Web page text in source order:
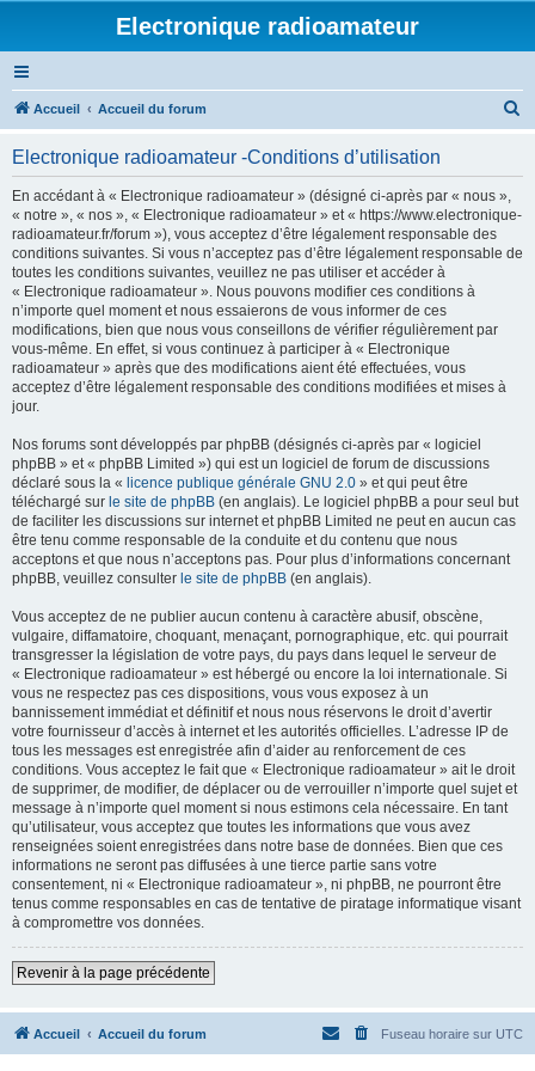
Electronique radioamateur
Accueil Accueil du forum
Electronique radioamateur -Conditions d’utilisation
En accédant à « Electronique radioamateur » (désigné ci-après par « nous »,
« notre », « nos », « Electronique radioamateur » et « https://www.electronique-
radioamateur.fr/forum »), vous acceptez d’être légalement responsable des
conditions suivantes. Si vous n’acceptez pas d’être légalement responsable de
toutes les conditions suivantes, veuillez ne pas utiliser et accéder à
« Electronique radioamateur ». Nous pouvons modifier ces conditions à
n’importe quel moment et nous essaierons de vous informer de ces
modifications, bien que nous vous conseillons de vérifier régulièrement par
vous-même. En effet, si vous continuez à participer à « Electronique
radioamateur » après que des modifications aient été effectuées, vous
acceptez d’être légalement responsable des conditions modifiées et mises à
jour.
Nos forums sont développés par phpBB (désignés ci-après par « logiciel
phpBB » et « phpBB Limited ») qui est un logiciel de forum de discussions
déclaré sous la « licence publique générale GNU 2.0 » et qui peut être
téléchargé sur le site de phpBB (en anglais). Le logiciel phpBB a pour seul but
de faciliter les discussions sur internet et phpBB Limited ne peut en aucun cas
être tenu comme responsable de la conduite et du contenu que nous
acceptons et que nous n’acceptons pas. Pour plus d’informations concernant
phpBB, veuillez consulter le site de phpBB (en anglais).
Vous acceptez de ne publier aucun contenu à caractère abusif, obscène,
vulgaire, diffamatoire, choquant, menaçant, pornographique, etc. qui pourrait
transgresser la législation de votre pays, du pays dans lequel le serveur de
« Electronique radioamateur » est hébergé ou encore la loi internationale. Si
vous ne respectez pas ces dispositions, vous vous exposez à un
bannissement immédiat et définitif et nous nous réservons le droit d’avertir
votre fournisseur d’accès à internet et les autorités officielles. L’adresse IP de
tous les messages est enregistrée afin d’aider au renforcement de ces
conditions. Vous acceptez le fait que « Electronique radioamateur » ait le droit
de supprimer, de modifier, de déplacer ou de verrouiller n’importe quel sujet et
message à n’importe quel moment si nous estimons cela nécessaire. En tant
qu’utilisateur, vous acceptez que toutes les informations que vous avez
renseignées soient enregistrées dans notre base de données. Bien que ces
informations ne seront pas diffusées à une tierce partie sans votre
consentement, ni « Electronique radioamateur », ni phpBB, ne pourront être
tenus comme responsables en cas de tentative de piratage informatique visant
à compromettre vos données.
Revenir à la page précédente
Accueil Accueil du forum Fuseau horaire sur UTC